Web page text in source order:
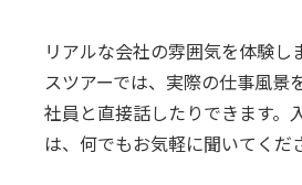
リアルな会社の雰囲気を体験し
スツアーでは、実際の仕事風景
社員と直接話したりできます。
は、何でもお気軽に聞いてくだ